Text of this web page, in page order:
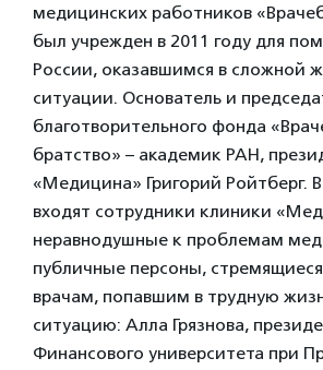
медицинских работников
был учрежден в 2011 году для
России, оказавшимся в сложной
ситуации. Основатель и
благотворительного фонда
братство» – академик РАН,
«Медицина» Григорий Ройтберг.
входят сотрудники клиники
неравнодушные к проблемам
публичные персоны,
врачам, попавшим в трудную
ситуацию: Алла Грязнова,
Финансового университета при